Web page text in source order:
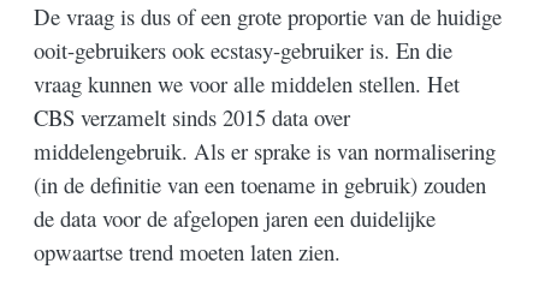
De vraag is dus of een grote proportie van de huidige
ooit-gebruikers ook ecstasy-gebruiker is. En die
vraag kunnen we voor alle middelen stellen. Het
CBS verzamelt sinds 2015 data over
middelengebruik. Als er sprake is van normalisering
(in de definitie van een toename in gebruik) zouden
de data voor de afgelopen jaren een duidelijke
opwaartse trend moeten laten zien.